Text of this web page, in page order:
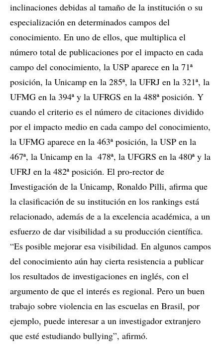
inclinaciones debidas al tamaño de la institución o su
especialización en determinados campos del
conocimiento. En uno de ellos, que multiplica el
número total de publicaciones por el impacto en cada
campo del conocimiento, la USP aparece en la 71ª
posición, la Unicamp en la 285ª, la UFRJ en la 321ª, la
UFMG en la 394ª y la UFRGS en la 488ª posición. Y
cuando el criterio es el número de citaciones dividido
por el impacto medio en cada campo del conocimiento,
la UFMG aparece en la 463ª posición, la USP en la
467ª, la Unicamp en la 478ª, la UFGRS en la 480ª y la
UFRJ en la 482ª posición. El pro-rector de
Investigación de la Unicamp, Ronaldo Pilli, afirma que
la clasificación de su institución en los rankings está
relacionado, además de a la excelencia académica, a un
esfuerzo de dar visibilidad a su producción científica.
“Es posible mejorar esa visibilidad. En algunos campos
del conocimiento aún hay cierta resistencia a publicar
los resultados de investigaciones en inglés, con el
argumento de que el interés es regional. Pero un buen
trabajo sobre violencia en las escuelas en Brasil, por
ejemplo, puede interesar a un investigador extranjero
que esté estudiando bullying”, afirmó.